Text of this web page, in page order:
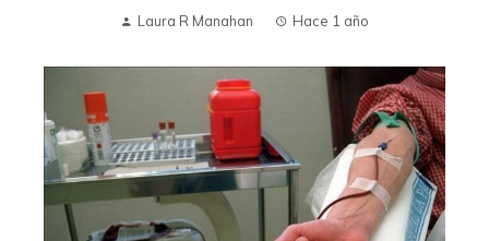
Laura R Manahan Hace 1 año